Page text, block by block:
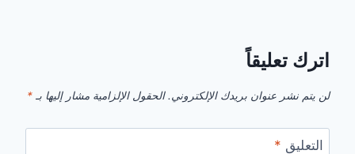
اترك تعليقاً
لن يتم نشر عنوان بريدك الإلكتروني. الحقول الإلزامية مشار إليها بـ *
التعليق *